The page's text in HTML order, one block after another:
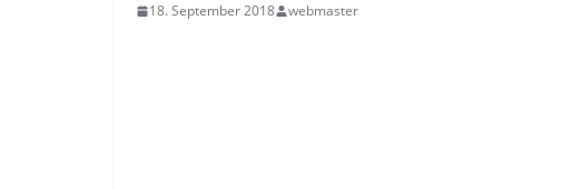
18. September 2018 webmaster